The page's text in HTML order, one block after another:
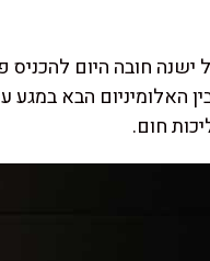
חובה היום להכניס
האלומיניום הבא
חום.